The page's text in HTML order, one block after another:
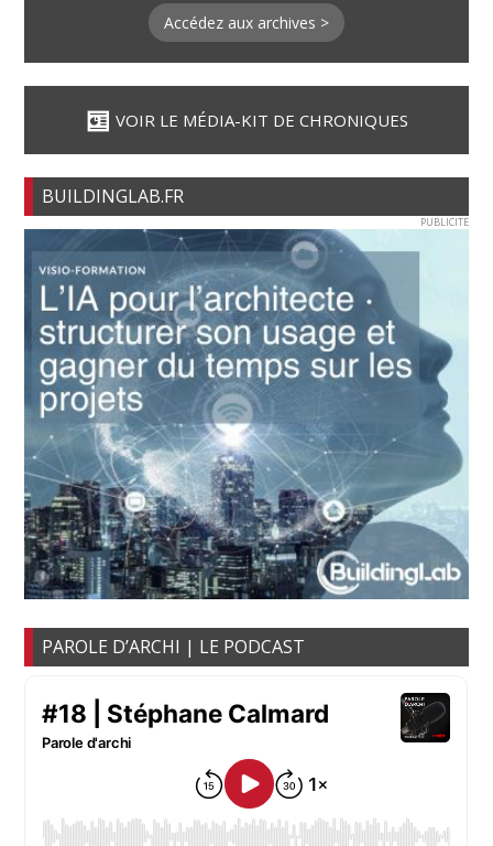
Accédez aux archives >
VOIR LE MÉDIA-KIT DE CHRONIQUES
BUILDINGLAB.FR
PUBLICITE
PAROLE D’ARCHI | LE PODCAST